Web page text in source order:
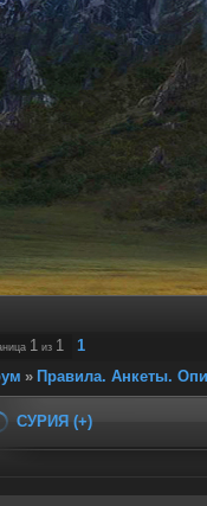
1 из 1
1
» Правила. Анкеты.
СУРИЯ (+)